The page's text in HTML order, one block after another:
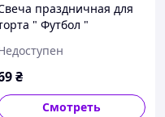
праздничная для
" Футбол "
₴
Смотреть